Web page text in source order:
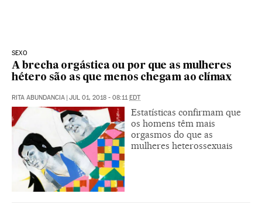
SEXO
A brecha orgástica ou por que as mulheres
hétero são as que menos chegam ao clímax
RITA ABUNDANCIA | JUL 01, 2018 - 08:11EDT
Estatísticas confirmam que
os homens têm mais
orgasmos do que as
mulheres heterossexuais